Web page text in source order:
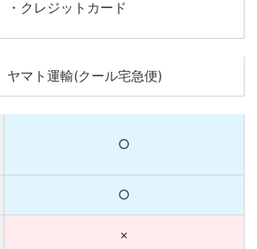
・クレジットカード
ヤマト運輸(クール宅急便)
○
○
×